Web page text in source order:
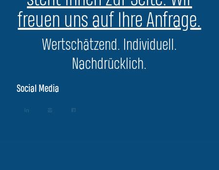
freuen uns auf Ihre Anfrage.
Wertschätzend. Individuell.
Nachdrücklich.
Social Media